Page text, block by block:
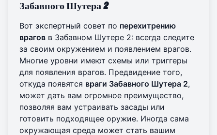
Забавного Шутера 2
Вот экспертный совет по перехитрению
врагов в Забавном Шутере 2: всегда следите
за своим окружением и появлением врагов.
Многие уровни имеют схемы или триггеры
для появления врагов. Предвидение того,
откуда появятся враги Забавного Шутера 2,
может дать вам огромное преимущество,
позволяя вам устраивать засады или
готовить подходящее оружие. Иногда сама
окружающая среда может стать вашим